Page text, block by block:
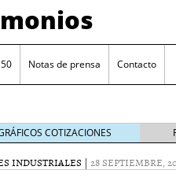
Notas de prensa Contacto
COTIZACIONES
INDUSTRIALES | 28 SEPTIEMBRE,